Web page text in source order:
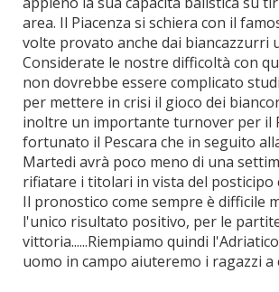
area. Il Piacenza si schiera con il
volte provato anche dai biancazzurri
Considerate le nostre difficoltà con
non dovrebbe essere complicato
per mettere in crisi il gioco dei
inoltre un importante turnover per il
fortunato il Pescara che in seguito
Martedi avrà poco meno di una
rifiatare i titolari in vista del posticipo
Il pronostico come sempre è difficile
l'unico risultato positivo, per le
vittoria......Riempiamo quindi
uomo in campo aiuteremo i ragazzi a